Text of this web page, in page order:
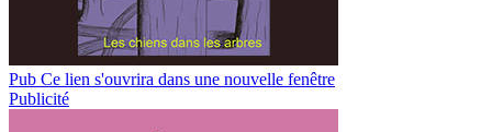
Pub Ce lien s'ouvrira dans une nouvelle fenêtre
Publicité